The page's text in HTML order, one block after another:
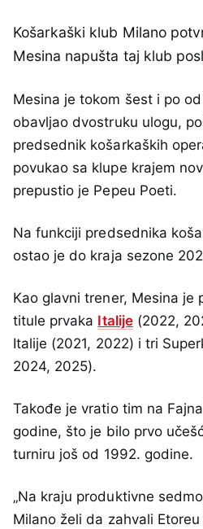
Košarkaški klub Milano
Mesina napušta taj klub
Mesina je tokom šest i po
obavljao dvostruku ulogu,
predsednik košarkaških
povukao sa klupe krajem
prepustio je Pepeu Poeti.
Na funkciji predsednika
ostao je do kraja sezone
Kao glavni trener, Mesina je
titule prvaka Italije(2022,
Italije (2021, 2022) i tri
2024, 2025).
Takođe je vratio tim na
godine, što je bilo prvo
turniru još od 1992. godine.
„Na kraju produktivne
Milano želi da zahvali